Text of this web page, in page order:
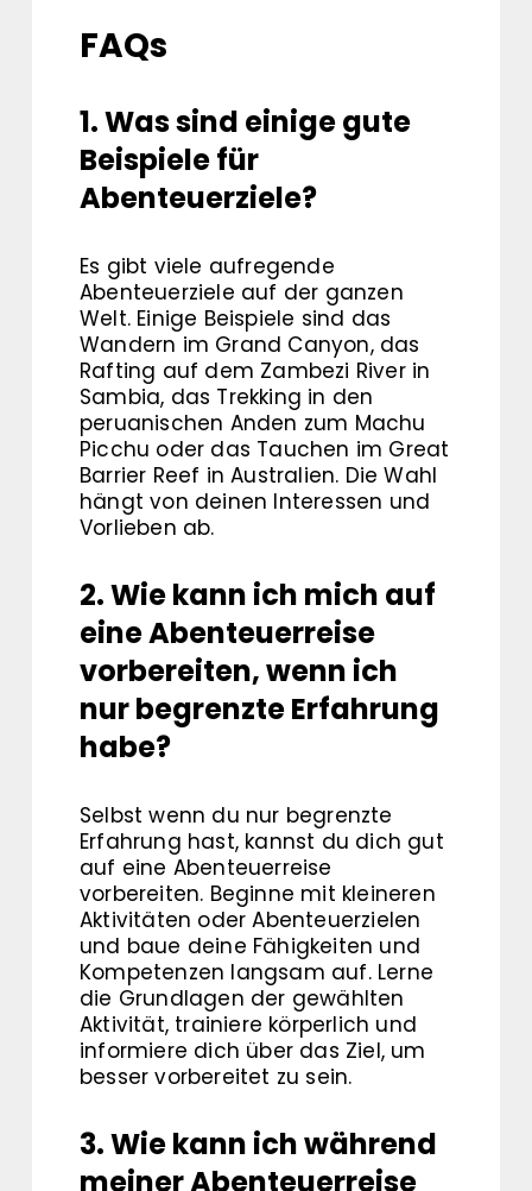
FAQs
1. Was sind einige gute
Beispiele für
Abenteuerziele?
Es gibt viele aufregende
Abenteuerziele auf der ganzen
Welt. Einige Beispiele sind das
Wandern im Grand Canyon, das
Rafting auf dem Zambezi River in
Sambia, das Trekking in den
peruanischen Anden zum Machu
Picchu oder das Tauchen im Great
Barrier Reef in Australien. Die Wahl
hängt von deinen Interessen und
Vorlieben ab.
2. Wie kann ich mich auf
eine Abenteuerreise
vorbereiten, wenn ich
nur begrenzte Erfahrung
habe?
Selbst wenn du nur begrenzte
Erfahrung hast, kannst du dich gut
auf eine Abenteuerreise
vorbereiten. Beginne mit kleineren
Aktivitäten oder Abenteuerzielen
und baue deine Fähigkeiten und
Kompetenzen langsam auf. Lerne
die Grundlagen der gewählten
Aktivität, trainiere körperlich und
informiere dich über das Ziel, um
besser vorbereitet zu sein.
3. Wie kann ich während
meiner Abenteuerreise